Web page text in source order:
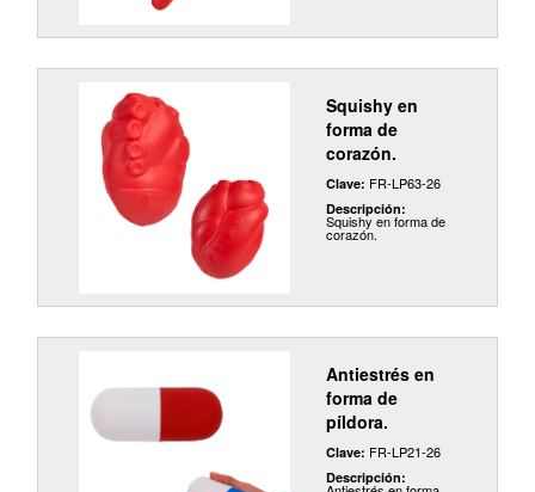
Squishy en
forma de
corazón.
Clave: FR-LP63-26
Descripción:
Squishy en forma de
corazón.
Antiestrés en
forma de
píldora.
Clave: FR-LP21-26
Descripción: